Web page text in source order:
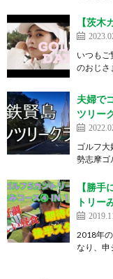
【茨
いつもご
のおじ
夫婦で
ツリー
ゴルフ
勢志摩
【勝
トリー
2018年
なり、